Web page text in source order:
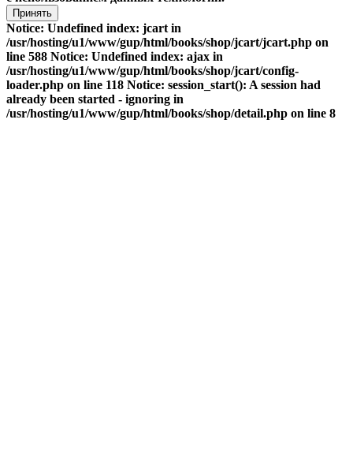
Принять
Notice: Undefined index: jcart in
/usr/hosting/u1/www/gup/html/books/shop/jcart/jcart.php on
line 588 Notice: Undefined index: ajax in
/usr/hosting/u1/www/gup/html/books/shop/jcart/config-
loader.php on line 118 Notice: session_start(): A session had
already been started - ignoring in
/usr/hosting/u1/www/gup/html/books/shop/detail.php on line 8